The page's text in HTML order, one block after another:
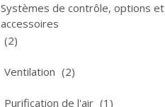
Systèmes de contrôle, options et
accessoires
(2)
Ventilation (2)
Purification de l'air (1)